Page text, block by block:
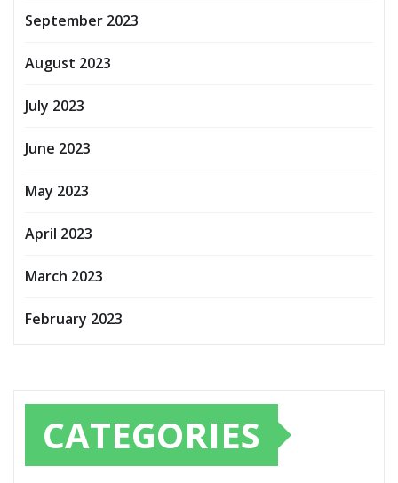
September 2023
August 2023
July 2023
June 2023
May 2023
April 2023
March 2023
February 2023
CATEGORIES